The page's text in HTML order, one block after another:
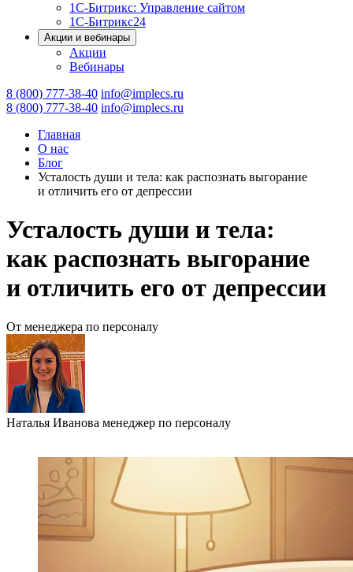
1С-Битрикс: Управление сайтом
1С-Битрикс24
Акции и вебинары
Акции
Вебинары
8 (800) 777-38-40 info@implecs.ru
8 (800) 777-38-40 info@implecs.ru
Главная
О нас
Блог
Усталость души и тела: как распознать выгорание
и отличить его от депрессии
Усталость души и тела:
как распознать выгорание
и отличить его от депрессии
От менеджера по персоналу
Наталья Иванова менеджер по персоналу